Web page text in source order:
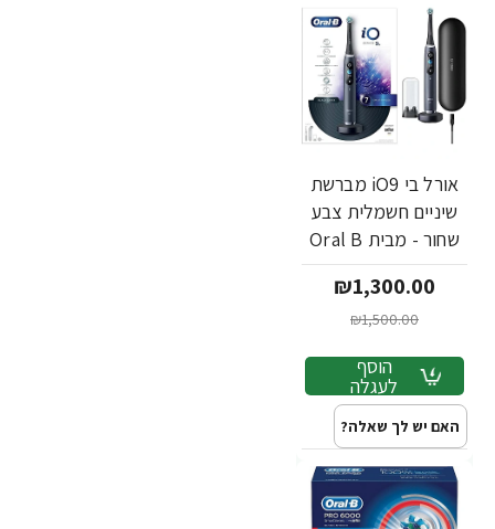
אורל בי iO9 מברשת
שיניים חשמלית צבע
שחור - מבית Oral B
₪1,300.00
₪1,500.00
הוסף
לעגלה
האם יש לך שאלה?